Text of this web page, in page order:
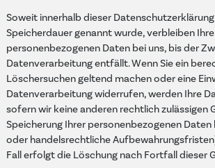
Soweit innerhalb dieser
Speicherdauer genannt wurde, verbleiben Ihre
personenbezogenen Daten bei uns, bis der
Datenverarbeitung entfällt. Wenn Sie ein
Löschersuchen geltend machen oder eine
Datenverarbeitung widerrufen, werden Ihre
sofern wir keine anderen rechtlich zulässigen
Speicherung Ihrer personenbezogenen Daten
oder handelsrechtliche
Fall erfolgt die Löschung nach Fortfall dieser